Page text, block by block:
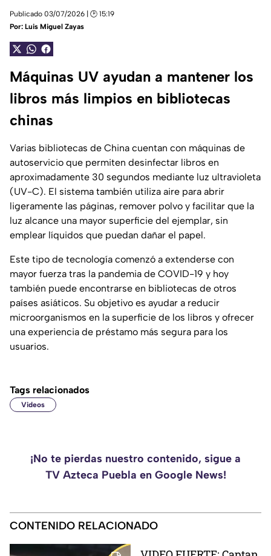
Publicado 03/07/2026 | 🕑 15:19
Por: Luis Miguel Zayas
Máquinas UV ayudan a mantener los
libros más limpios en bibliotecas
chinas
Varias bibliotecas de China cuentan con máquinas de
autoservicio que permiten desinfectar libros en
aproximadamente 30 segundos mediante luz ultravioleta
(UV-C). El sistema también utiliza aire para abrir
ligeramente las páginas, remover polvo y facilitar que la
luz alcance una mayor superficie del ejemplar, sin
emplear líquidos que puedan dañar el papel.
Este tipo de tecnología comenzó a extenderse con
mayor fuerza tras la pandemia de COVID-19 y hoy
también puede encontrarse en bibliotecas de otros
países asiáticos. Su objetivo es ayudar a reducir
microorganismos en la superficie de los libros y ofrecer
una experiencia de préstamo más segura para los
usuarios.
Tags relacionados
Videos
¡No te pierdas nuestro contenido, sigue a
TV Azteca Puebla en Google News!
CONTENIDO RELACIONADO